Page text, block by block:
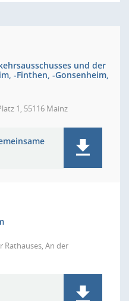
und der
-Finthen, -Gonsenheim,
1, 55116 Mainz
Rathauses, An der